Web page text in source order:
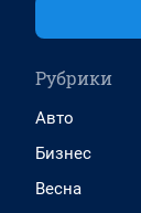
Рубрики
Авто
Бизнес
Весна